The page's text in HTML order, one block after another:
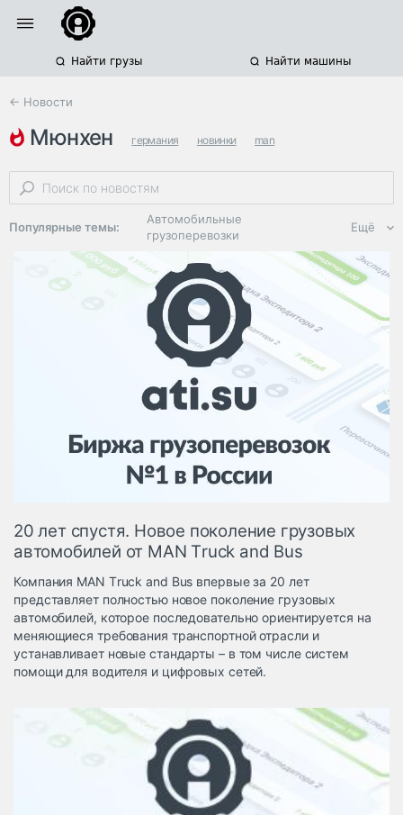
Найти грузы Найти машины
← Новости
мюнхен германия новинки man
Популярные темы:
Автомобильные
грузоперевозки
Региональная
логистика
ЭДО, ИТ в
логистике
Дороги,
инфраструктура
Логистика, грузы
Негабаритные и
опасные грузы
Безопасность и
Таможня и ВЭД
грузовые
терминалы
Коммерческий
транспорт
Спецтехника
запчасти, шины
Топливо, масла и
автохимия
Дзен
Ещё
20 лет спустя. Новое поколение грузовых
автомобилей от МАN Тruck and Bus
Компания МАN Тruck and Bus впервые за 20 лет
представляет полностью новое поколение грузовых
автомобилей, которое последовательно ориентируется на
меняющиеся требования транспортной отрасли и
устанавливает новые стандарты – в том числе систем
помощи для водителя и цифровых сетей.